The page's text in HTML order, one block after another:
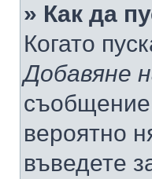
» Как да
Когато
Добавяне
вероятно
въведете